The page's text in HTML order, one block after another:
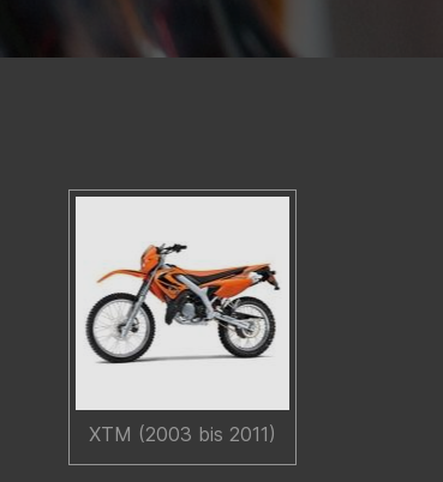
XTM (2003 bis 2011)